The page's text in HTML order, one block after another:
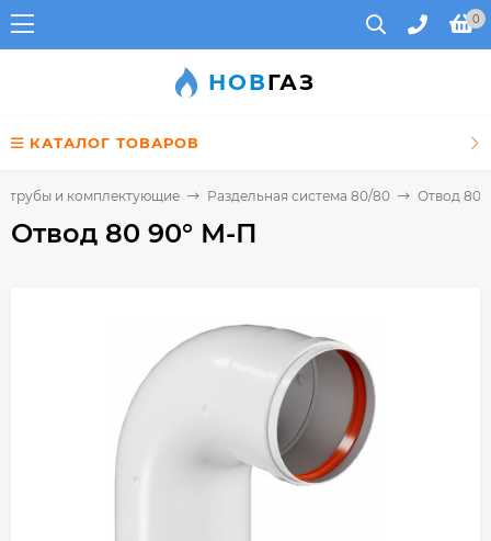
0
НОВГАЗ
КАТАЛОГ ТОВАРОВ
трубы и комплектующие Раздельная система 80/80 Отвод 80
Отвод 80 90° М-П